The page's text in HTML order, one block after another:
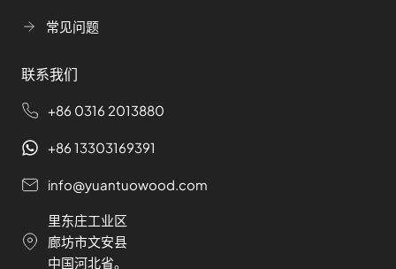
常见问题
联系我们
+86 0316 2013880
+86 13303169391
info@yuantuowood.com
里东庄工业区
廊坊市文安县
中国河北省。